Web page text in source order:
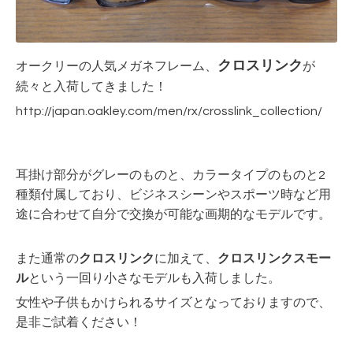
オークリーの人気メガネフレーム、 クロスリンクが
続々と入荷してきました！
http://japan.oakley.com/men/rx/crosslink_collection/
耳掛け部分がグレーのものと、カラータイプのものと2
種類付属しており、ビジネスシーンやスポーツ時など用
途に合わせて自分で交換が可能な画期的なモデルです。
また通常のクロスリンクに加えて、 クロスリンクスモー
ルという一回り小さなモデルも入荷しました。
女性や子供もかけられるサイズとなっておりますので、
是非ご試着ください！